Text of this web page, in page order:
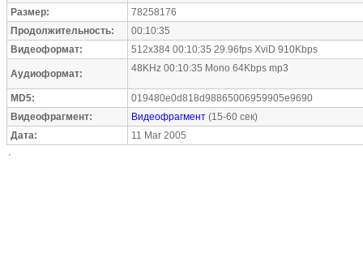
Размер:
78258176
Продолжительность:
00:10:35
Видеоформат:
512x384 00:10:35 29.96fps XviD 910Kbps
Аудиоформат: 48KHz 00:10:35 Mono 64Kbps mp3
MD5:
019480e0d818d98865006959905e9690
Видеофрагмент:
Видеофрагмент (15-60 сек)
Дата:
11 Mar 2005